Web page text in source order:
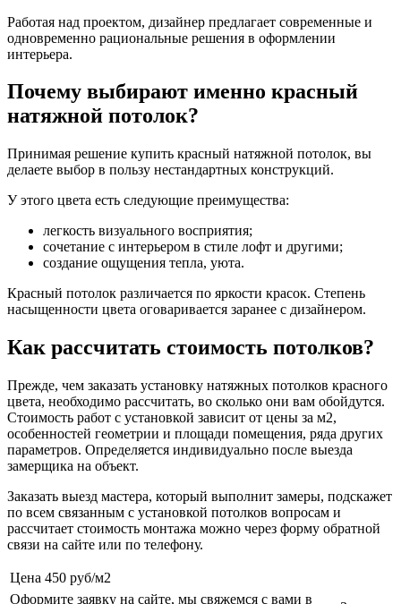
Работая над проектом, дизайнер предлагает современные и
одновременно рациональные решения в оформлении
интерьера.
Почему выбирают именно красный
натяжной потолок?
Принимая решение купить красный натяжной потолок, вы
делаете выбор в пользу нестандартных конструкций.
У этого цвета есть следующие преимущества:
легкость визуального восприятия;
сочетание с интерьером в стиле лофт и другими;
создание ощущения тепла, уюта.
Красный потолок различается по яркости красок. Степень
насыщенности цвета оговаривается заранее с дизайнером.
Как рассчитать стоимость потолков?
Прежде, чем заказать установку натяжных потолков красного
цвета, необходимо рассчитать, во сколько они вам обойдутся.
Стоимость работ с установкой зависит от цены за м2,
особенностей геометрии и площади помещения, ряда других
параметров. Определяется индивидуально после выезда
замерщика на объект.
Заказать выезд мастера, который выполнит замеры, подскажет
по всем связанным с установкой потолков вопросам и
рассчитает стоимость монтажа можно через форму обратной
связи на сайте или по телефону.
Цена 450 руб/м2
Оформите заявку на сайте, мы свяжемся с вами в